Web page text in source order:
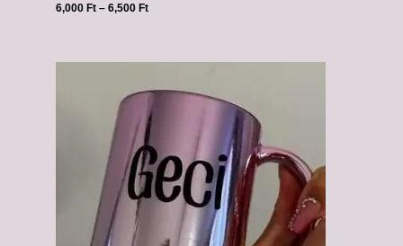
6,000Ft – 6,500Ft
6,500 Ft